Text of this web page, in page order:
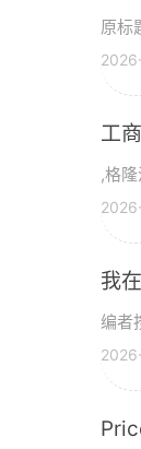
原标
工
,格隆
我
编者